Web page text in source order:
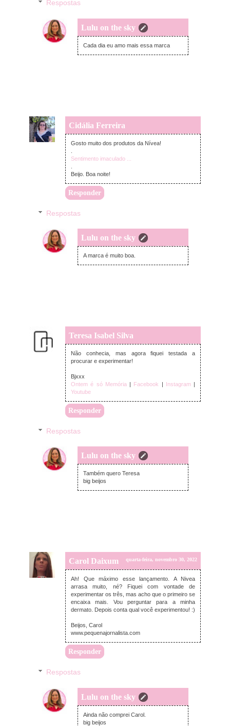
Respostas
Lulu on the sky
quarta-feira, novembro 30, 2022
Cada dia eu amo mais essa marca
Cidália Ferreira
quarta-feira, novembro 30, 2022
Gosto muito dos produtos da Nívea!
Sentimento imaculado ...
Beijo. Boa noite!
Responder
Respostas
Lulu on the sky
quarta-feira, novembro 30, 2022
A marca é muito boa.
Teresa Isabel Silva
quarta-feira, novembro 30, 2022
Não conhecia, mas agora fiquei testada a
procurar e experimentar!
Bjxxx
Ontem é só Memória | Facebook | Instagram|
Youtube
Responder
Respostas
Lulu on the sky
terça-feira, dezembro 06, 2022
Também quero Teresa
big beijos
Carol Daixum quarta-feira, novembro 30, 2022
Ah! Que máximo esse lançamento. A Nivea
arrasa muito, né? Fiquei com vontade de
experimentar os três, mas acho que o primeiro se
encaixa mais. Vou perguntar para a minha
dermato. Depois conta qual você experimentou! :)
Beijos, Carol
www.pequenajornalista.com
Responder
Respostas
Lulu on the sky
terça-feira, dezembro 06, 2022
Ainda não comprei Carol.
big beijos